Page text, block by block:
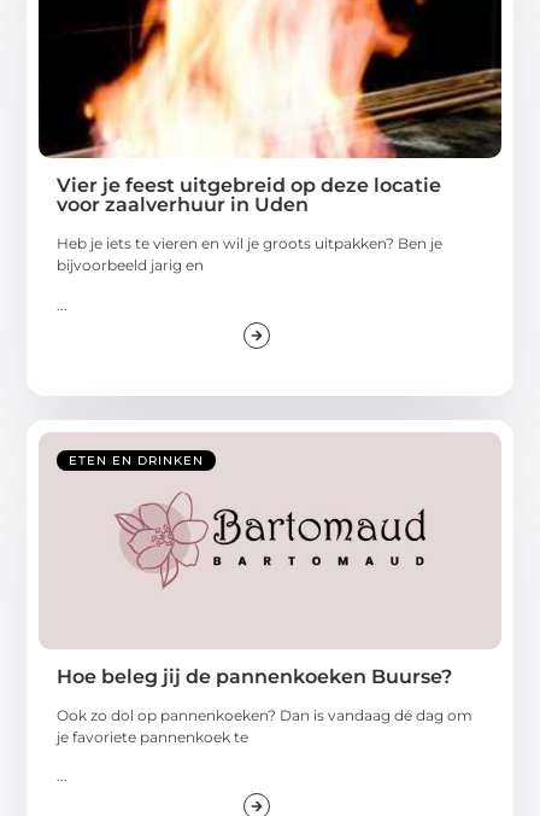
Vier je feest uitgebreid op deze locatie
voor zaalverhuur in Uden
Heb je iets te vieren en wil je groots uitpakken? Ben je
bijvoorbeeld jarig en
ETEN EN DRINKEN
Hoe beleg jij de pannenkoeken Buurse?
Ook zo dol op pannenkoeken? Dan is vandaag dé dag om
je favoriete pannenkoek te
...